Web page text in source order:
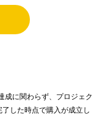
成に関わらず、プロジェク
した時点で購入が成立し